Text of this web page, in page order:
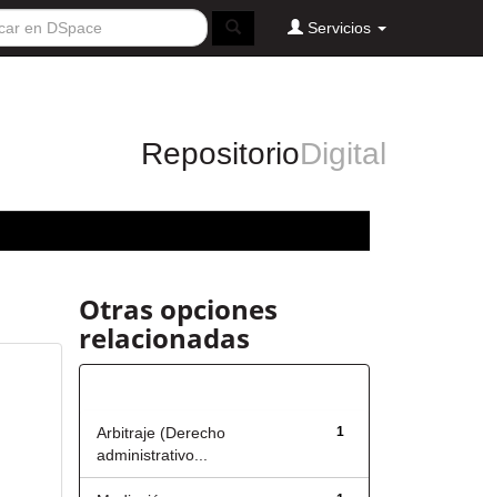
Servicios
RepositorioDigital
Otras opciones
relacionadas
1
Arbitraje (Derecho
administrativo...